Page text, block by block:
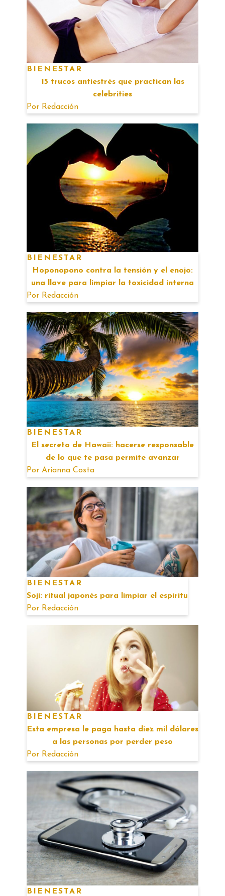
BIENESTAR
15 trucos antiestrés que practican las
celebrities
Por Redacción
BIENESTAR
Hoponopono contra la tensión y el enojo:
una llave para limpiar la toxicidad interna
Por Redacción
BIENESTAR
El secreto de Hawaii: hacerse responsable
de lo que te pasa permite avanzar
Por Arianna Costa
BIENESTAR
Soji: ritual japonés para limpiar el espíritu
Por Redacción
BIENESTAR
Esta empresa le paga hasta diez mil dólares
a las personas por perder peso
Por Redacción
BIENESTAR